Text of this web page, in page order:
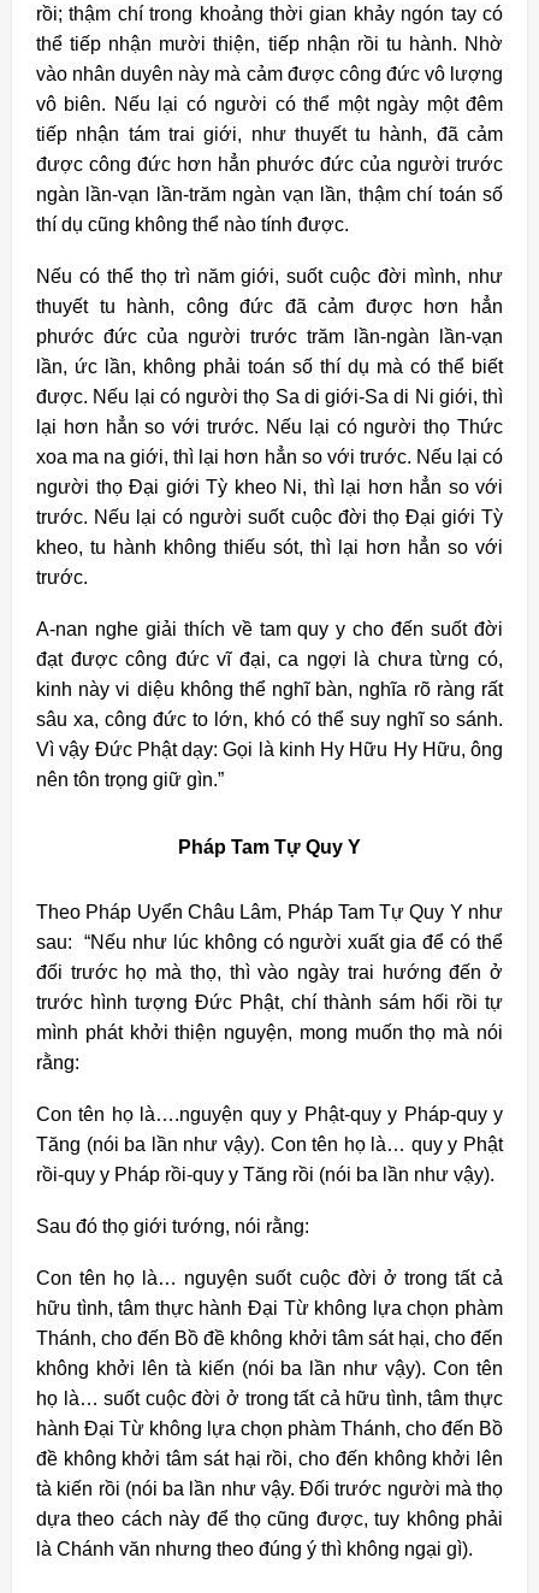
rồi; thậm chí trong khoảng thời gian khảy ngón tay có
thể tiếp nhận mười thiện, tiếp nhận rồi tu hành. Nhờ
vào nhân duyên này mà cảm được công đức vô lượng
vô biên. Nếu lại có người có thể một ngày một đêm
tiếp nhận tám trai giới, như thuyết tu hành, đã cảm
được công đức hơn hẳn phước đức của người trước
ngàn lần-vạn lần-trăm ngàn vạn lần, thậm chí toán số
thí dụ cũng không thể nào tính được.
Nếu có thể thọ trì năm giới, suốt cuộc đời mình, như
thuyết tu hành, công đức đã cảm được hơn hẳn
phước đức của người trước trăm lần-ngàn lần-vạn
lần, ức lần, không phải toán số thí dụ mà có thể biết
được. Nếu lại có người thọ Sa di giới-Sa di Ni giới, thì
lại hơn hẳn so với trước. Nếu lại có người thọ Thức
xoa ma na giới, thì lại hơn hẳn so với trước. Nếu lại có
người thọ Đại giới Tỳ kheo Ni, thì lại hơn hẳn so với
trước. Nếu lại có người suốt cuộc đời thọ Đại giới Tỳ
kheo, tu hành không thiếu sót, thì lại hơn hẳn so với
trước.
A-nan nghe giải thích về tam quy y cho đến suốt đời
đạt được công đức vĩ đại, ca ngợi là chưa từng có,
kinh này vi diệu không thể nghĩ bàn, nghĩa rõ ràng rất
sâu xa, công đức to lớn, khó có thể suy nghĩ so sánh.
Vì vậy Đức Phật dạy: Gọi là kinh Hy Hữu Hy Hữu, ông
nên tôn trọng giữ gìn.”
Pháp Tam Tự Quy Y
Theo Pháp Uyển Châu Lâm, Pháp Tam Tự Quy Y như
sau: “Nếu như lúc không có người xuất gia để có thể
đối trước họ mà thọ, thì vào ngày trai hướng đến ở
trước hình tượng Đức Phật, chí thành sám hối rồi tự
mình phát khởi thiện nguyện, mong muốn thọ mà nói
rằng:
Con tên họ là….nguyện quy y Phật-quy y Pháp-quy y
Tăng (nói ba lần như vậy). Con tên họ là… quy y Phật
rồi-quy y Pháp rồi-quy y Tăng rồi (nói ba lần như vậy).
Sau đó thọ giới tướng, nói rằng:
Con tên họ là… nguyện suốt cuộc đời ở trong tất cả
hữu tình, tâm thực hành Đại Từ không lựa chọn phàm
Thánh, cho đến Bồ đề không khởi tâm sát hại, cho đến
không khởi lên tà kiến (nói ba lần như vậy). Con tên
họ là… suốt cuộc đời ở trong tất cả hữu tình, tâm thực
hành Đại Từ không lựa chọn phàm Thánh, cho đến Bồ
đề không khởi tâm sát hại rồi, cho đến không khởi lên
tà kiến rồi (nói ba lần như vậy. Đối trước người mà thọ
dựa theo cách này để thọ cũng được, tuy không phải
là Chánh văn nhưng theo đúng ý thì không ngại gì).